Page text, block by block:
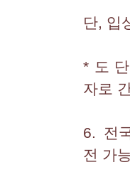
단, 입
* 도
자로
6. 전
전 가